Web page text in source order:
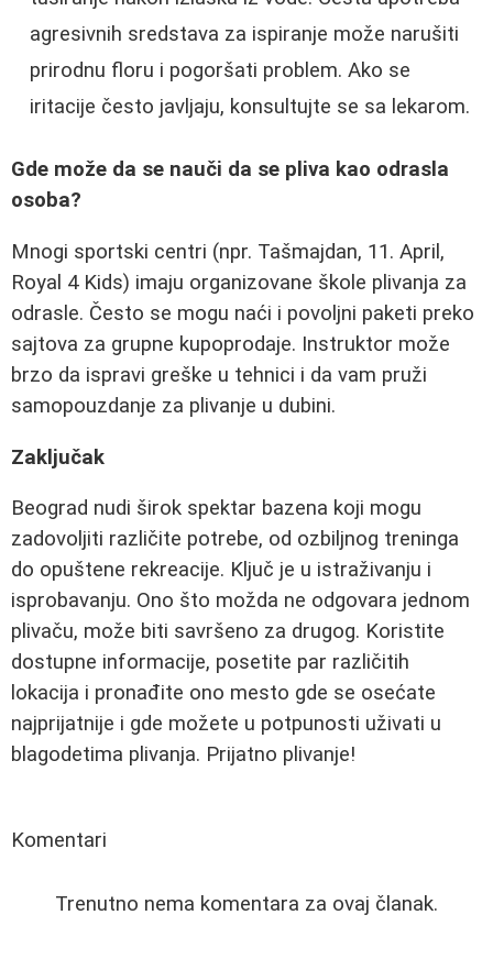
agresivnih sredstava za ispiranje može narušiti
prirodnu floru i pogoršati problem. Ako se
iritacije često javljaju, konsultujte se sa lekarom.
Gde može da se nauči da se pliva kao odrasla
osoba?
Mnogi sportski centri (npr. Tašmajdan, 11. April,
Royal 4 Kids) imaju organizovane škole plivanja za
odrasle. Često se mogu naći i povoljni paketi preko
sajtova za grupne kupoprodaje. Instruktor može
brzo da ispravi greške u tehnici i da vam pruži
samopouzdanje za plivanje u dubini.
Zaključak
Beograd nudi širok spektar bazena koji mogu
zadovoljiti različite potrebe, od ozbiljnog treninga
do opuštene rekreacije. Ključ je u istraživanju i
isprobavanju. Ono što možda ne odgovara jednom
plivaču, može biti savršeno za drugog. Koristite
dostupne informacije, posetite par različitih
lokacija i pronađite ono mesto gde se osećate
najprijatnije i gde možete u potpunosti uživati u
blagodetima plivanja. Prijatno plivanje!
Komentari
Trenutno nema komentara za ovaj članak.